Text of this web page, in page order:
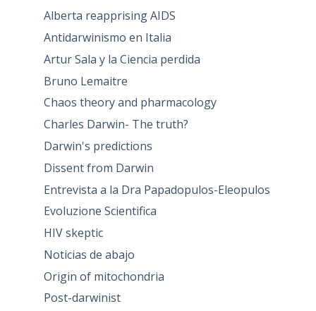
Alberta reapprising AIDS
Antidarwinismo en Italia
Artur Sala y la Ciencia perdida
Bruno Lemaitre
Chaos theory and pharmacology
Charles Darwin- The truth?
Darwin's predictions
Dissent from Darwin
Entrevista a la Dra Papadopulos-Eleopulos
Evoluzione Scientifica
HIV skeptic
Noticias de abajo
Origin of mitochondria
Post-darwinist